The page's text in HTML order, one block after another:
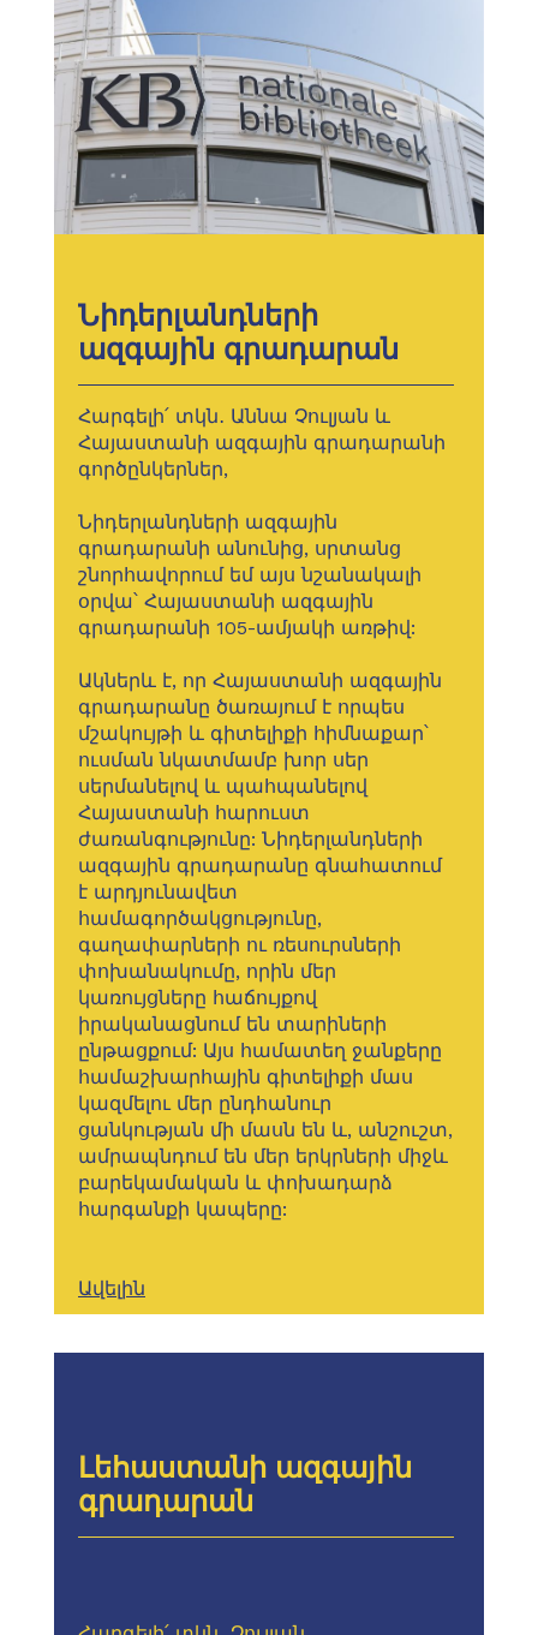
Նիդերլանդների
ազգային գրադարան
Հարգելի՛ տկն․ Աննա Չուլյան և
Հայաստանի ազգային գրադարանի
գործընկերներ,
Նիդերլանդների ազգային
գրադարանի անունից, սրտանց
շնորհավորում եմ այս նշանակալի
օրվա՝ Հայաստանի ազգային
գրադարանի 105-ամյակի առթիվ:
Ակներև է, որ Հայաստանի ազգային
գրադարանը ծառայում է որպես
մշակույթի և գիտելիքի հիմնաքար՝
ուսման նկատմամբ խոր սեր
սերմանելով և պահպանելով
Հայաստանի հարուստ
ժառանգությունը: Նիդերլանդների
ազգային գրադարանը գնահատում
է արդյունավետ
համագործակցությունը,
գաղափարների ու ռեսուրսների
փոխանակումը, որին մեր
կառույցները հաճույքով
իրականացնում են տարիների
ընթացքում: Այս համատեղ ջանքերը
համաշխարհային գիտելիքի մաս
կազմելու մեր ընդհանուր
ցանկության մի մասն են և, անշուշտ,
ամրապնդում են մեր երկրների միջև
բարեկամական և փոխադարձ
հարգանքի կապերը:
Ավելին
Լեհաստանի ազգային
գրադարան